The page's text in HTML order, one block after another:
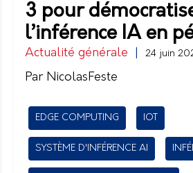
3 pour
l’inférence IA en
Actualité générale 24 juin
Par NicolasFeste
EDGE COMPUTING IOT
SYSTÈME D'INFÉRENCE AI